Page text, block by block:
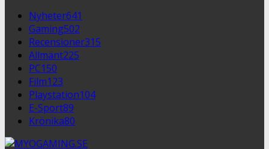
Nyheter641
Gaming502
Recensioner315
Allmänt225
PC150
Film123
Playstation104
E-Sport89
Krönika80